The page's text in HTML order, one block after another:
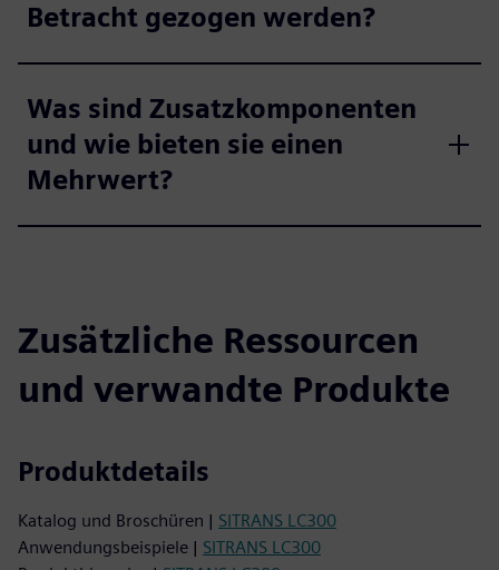
Betracht gezogen werden?
Was sind Zusatzkomponenten
und wie bieten sie einen
Mehrwert?
Zusätzliche Ressourcen
und verwandte Produkte
Produktdetails
Katalog und Broschüren | SITRANS LC300
Anwendungsbeispiele | SITRANS LC300